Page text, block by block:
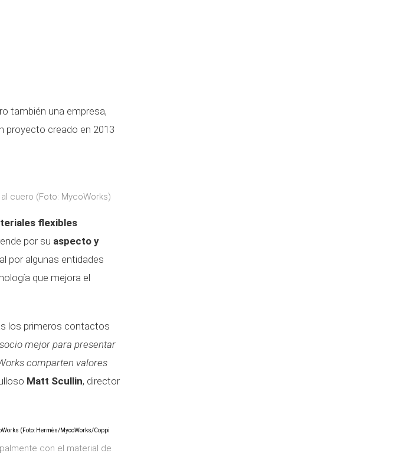
también una empresa,
proyecto creado en 2013
cuero (Foto: MycoWorks)
flexibles
por su aspecto y
por algunas entidades
que mejora el
los primeros contactos
mejor para presentar
comparten valores
Matt Scullin, director
con el material de